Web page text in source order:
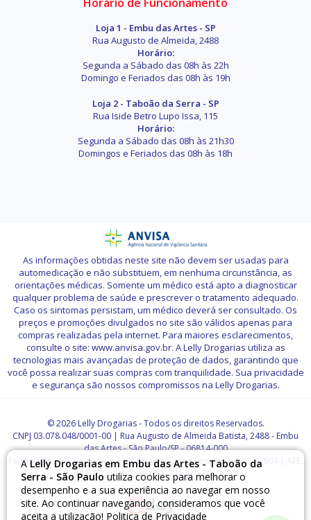
A Lelly Drogarias em Embu das Artes - Taboão da
Serra - São Paulo utiliza cookies para melhorar o
desempenho e a sua experiência ao navegar em nosso
site. Ao continuar navegando, consideramos que você
aceita a utilização! Politica de Privacidade
Loja 1 - Embu das Artes - SP
Rua Augusto de Almeida, 2488
Horário:
Segunda a Sábado das 08h às 22h
Domingo e Feriados das 08h às 19h
Loja 2 - Taboão da Serra - SP
Rua Iside Betro Lupo Issa, 115
Horário:
Segunda a Sábado das 08h às 21h30
Domingos e Feriados das 08h às 18h
As informações obtidas neste site não devem ser usadas para
automedicação e não substituem, em nenhuma circunstância, as
orientações médicas. Somente um médico está apto a diagnosticar
qualquer problema de saúde e prescrever o tratamento adequado.
Caso os sintomas persistam, um médico deverá ser consultado. Os
preços e promoções divulgados no site são válidos apenas para
compras realizadas pela internet. Para maiores esclarecimentos,
consulte o site: www.anvisa.gov.br. A Lelly Drogarias utiliza as
tecnologias mais avançadas de proteção de dados, garantindo que
você possa realizar suas compras com tranquilidade. Sua privacidade
e segurança são nossos compromissos na Lelly Drogarias.
© 2026 Lelly Drogarias - Todos os direitos Reservados.
CNPJ 03.078.048/0001-00 | Rua Augusto de Almeida Batista, 2488 - Embu
das Artes - São Paulo/SP - 06814-000
Farmacêutico Responsável: Francislaine Carlos Ferreira | CRF 71.604 | AFE:
7.55157-0 | CMVS: 351500404-477-000007-1-0